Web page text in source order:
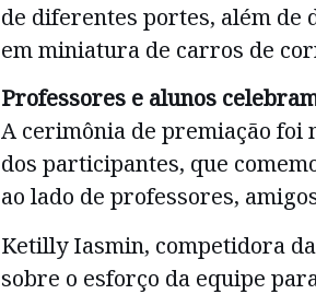
de diferentes portes, além de
em miniatura de carros de
Professores e alunos
A cerimônia de premiação foi
dos participantes, que
ao lado de professores,
Ketilly Iasmin, competidora
sobre o esforço da equipe